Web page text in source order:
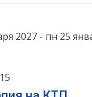
2027 - пн 25